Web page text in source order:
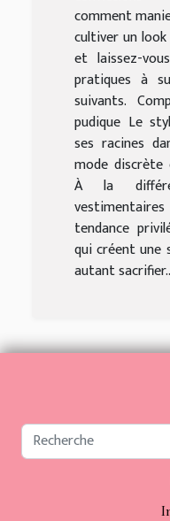
comment
cultiver un
et laissez-
pratiques à
suivants.
pudique Le
ses racines
mode discrète
À la
tendance
qui créent une
autant